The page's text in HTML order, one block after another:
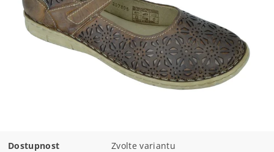
Dostupnost Zvolte variantu